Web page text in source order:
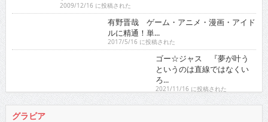
2009/12/16 に投稿された
有野晋哉 ゲーム・アニメ・漫画・アイドルに精通！
2017/5/16 に投稿された
ゴー☆ジャス 『夢が叶うというのは直線ではなくい
グラビア